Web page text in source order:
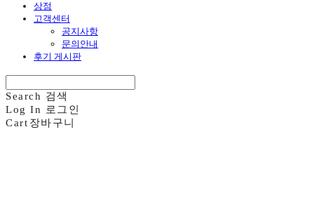
상점
고객센터
공지사항
문의안내
후기 게시판
Search 검색
Log In
로그인
Cart 장바구니